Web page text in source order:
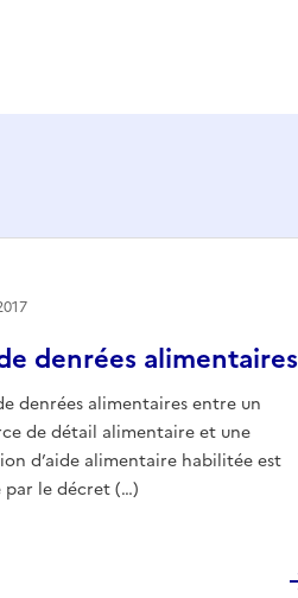
denrées alimentaires
denrées alimentaires entre un
de détail alimentaire et une
d’aide alimentaire habilitée est
par le décret (…)